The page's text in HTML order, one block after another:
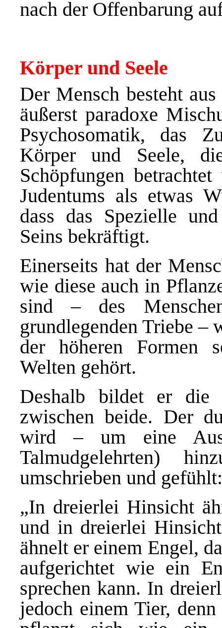
nach der Offenbarung
Körper und Seele
Der Mensch besteht
äußerst paradoxe
Psychosomatik, das
Körper und Seele,
Schöpfungen
Judentums als etwas
dass das Spezielle
Seins bekräftigt.
Einerseits hat der
wie diese auch in
sind – des
grundlegenden Triebe –
der höheren Formen
Welten gehört.
Deshalb bildet er die
zwischen beide. Der
wird – um eine
Talmudgelehrten)
umschrieben und gefühlt:
„In dreierlei Hinsicht
und in dreierlei
ähnelt er einem Engel,
aufgerichtet wie ein
sprechen kann. In
jedoch einem Tier,